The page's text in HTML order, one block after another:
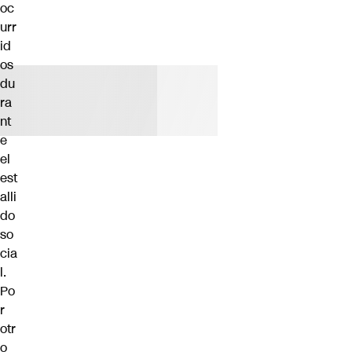
oc
urr
id
os
du
ra
nt
e
el
est
alli
do
so
cia
l.
Po
r
otr
o